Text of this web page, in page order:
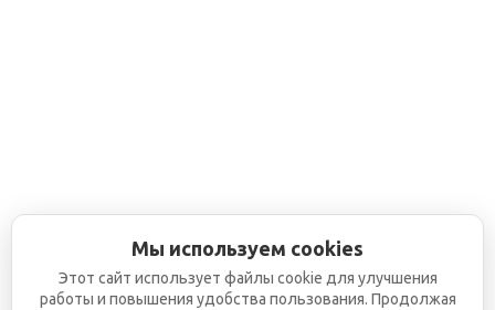
Мы используем cookies
Этот сайт использует файлы cookie для улучшения
работы и повышения удобства пользования. Продолжая